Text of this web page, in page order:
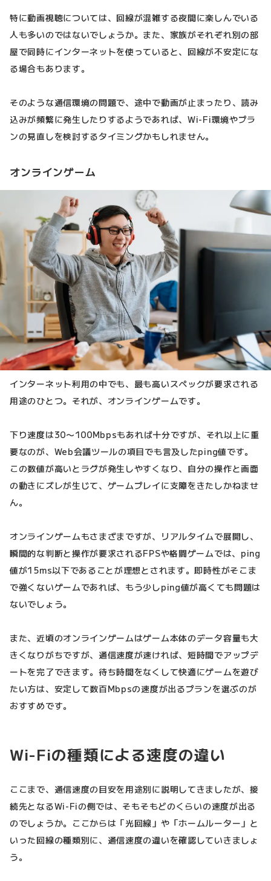
特に動画視聴については、回線が混雑する夜間に楽しんでいる
人も多いのではないでしょうか。また、家族がそれぞれ別の部
屋で同時にインターネットを使っていると、回線が不安定にな
る場合もあります。
そのような通信環境の問題で、途中で動画が止まったり、読み
込みが頻繁に発生したりするようであれば、Wi-Fi環境やプラ
ンの見直しを検討するタイミングかもしれません。
オンラインゲーム
インターネット利用の中でも、最も高いスペックが要求される
用途のひとつ。それが、オンラインゲームです。
下り速度は30〜100Mbpsもあれば十分ですが、それ以上に重
要なのが、Web会議ツールの項目でも言及したping値です。
この数値が高いとラグが発生しやすくなり、自分の操作と画面
の動きにズレが生じて、ゲームプレイに支障をきたしかねませ
ん。
オンラインゲームもさまざまですが、リアルタイムで展開し、
瞬間的な判断と操作が要求されるFPSや格闘ゲームでは、ping
値が15ms以下であることが理想とされます。即時性がそこま
で強くないゲームであれば、もう少しping値が高くても問題は
ないでしょう。
また、近頃のオンラインゲームはゲーム本体のデータ容量も大
きくなりがちですが、通信速度が速ければ、短時間でアップデ
ートを完了できます。待ち時間をなくして快適にゲームを遊び
たい方は、安定して数百Mbpsの速度が出るプランを選ぶのが
おすすめです。
Wi-Fiの種類による速度の違い
ここまで、通信速度の目安を用途別に説明してきましたが、接
続先となるWi-Fiの側では、そもそもどのくらいの速度が出る
のでしょうか。ここからは「光回線」や「ホームルーター」と
いった回線の種類別に、通信速度の違いを確認していきましょ
う。